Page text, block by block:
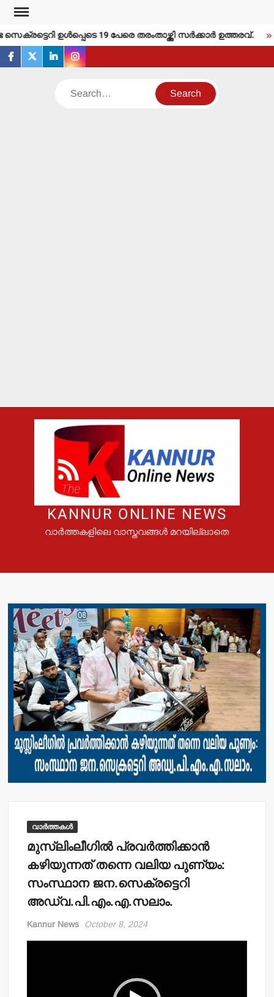
Skip
content
ഉള്‍പ്പെടെ 19 പേരെ തരംതാഴ്ത്തി സര്‍ക്കാര്‍ ഉത്തരവ്.
facebook
twitterlinkedininstagram
Search
KANNUR ONLINE NEWS
വാർത്തകളിലെ വാസ്തവങ്ങൾ മറയില്ലാതെ
വാർത്തകൾ
മുസ്ലിംലീഗില്‍ പ്രവര്‍ത്തിക്കാന്‍
കഴിയുന്നത് തന്നെ വലിയ പുണ്യം:
സംസ്ഥാന ജന.സെക്രട്ടെറി
അഡ്വ.പി.എം.എ.സലാം.
Kannur News October 8, 2024